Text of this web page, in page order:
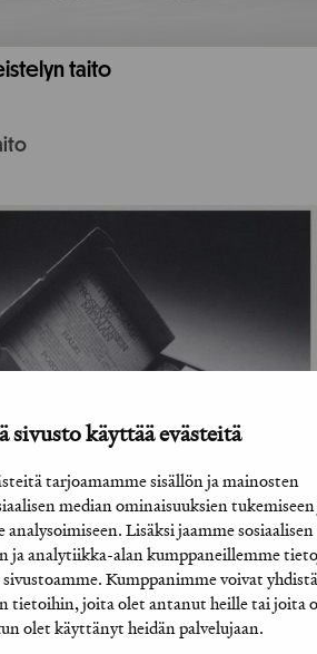
sivusto käyttää evästeitä
tarjoamamme sisällön ja mainosten
median ominaisuuksien
analysoimiseen. Lisäksi jaamme sosiaalisen
ja analytiikka-alan kumppaneillemme
Kumppanimme voivat
tietoihin, joita olet antanut heille tai joita
olet käyttänyt heidän palvelujaan.
taito